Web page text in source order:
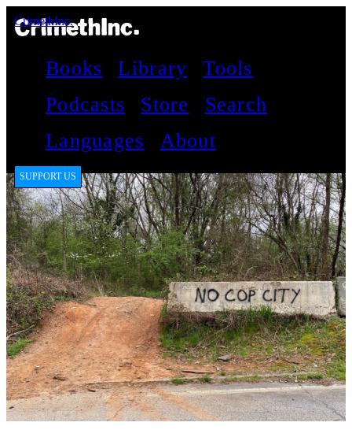
CrimethInc.
Books Library
Tools
Podcasts
Store
Search
Languages
About
SUPPORT US